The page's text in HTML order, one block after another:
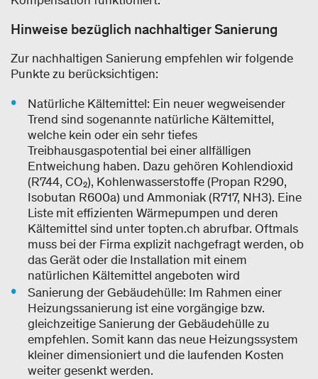
Hinweise bezüglich nachhaltiger Sanierung
Zur nachhaltigen Sanierung empfehlen wir folgende
Punkte zu berücksichtigen:
Natürliche Kältemittel: Ein neuer wegweisender
Trend sind sogenannte natürliche Kältemittel,
welche kein oder ein sehr tiefes
Treibhausgaspotential bei einer allfälligen
Entweichung haben. Dazu gehören Kohlendioxid
(R744, CO₂), Kohlenwasserstoffe (Propan R290,
Isobutan R600a) und Ammoniak (R717, NH3). Eine
Liste mit effizienten Wärmepumpen und deren
Kältemittel sind unter topten.ch abrufbar. Oftmals
muss bei der Firma explizit nachgefragt werden, ob
das Gerät oder die Installation mit einem
natürlichen Kältemittel angeboten wird
Sanierung der Gebäudehülle: Im Rahmen einer
Heizungssanierung ist eine vorgängige bzw.
gleichzeitige Sanierung der Gebäudehülle zu
empfehlen. Somit kann das neue Heizungssystem
kleiner dimensioniert und die laufenden Kosten
weiter gesenkt werden.